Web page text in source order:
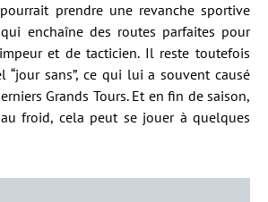
prendre une revanche sportive
enchaîne des routes parfaites pour
et de tacticien. Il reste toutefois
“jour sans”, ce qui lui a souvent causé
Grands Tours. Et en fin de saison,
froid, cela peut se jouer à quelques